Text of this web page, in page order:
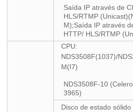
Saída IP através de
HLS/RTMP
M);Saída IP através
HTTP/ HLS/RTMP
CPU:
NDS3508F(1037)/
M(I7)
NDS3508F-10
3965)
Disco de estado sólido